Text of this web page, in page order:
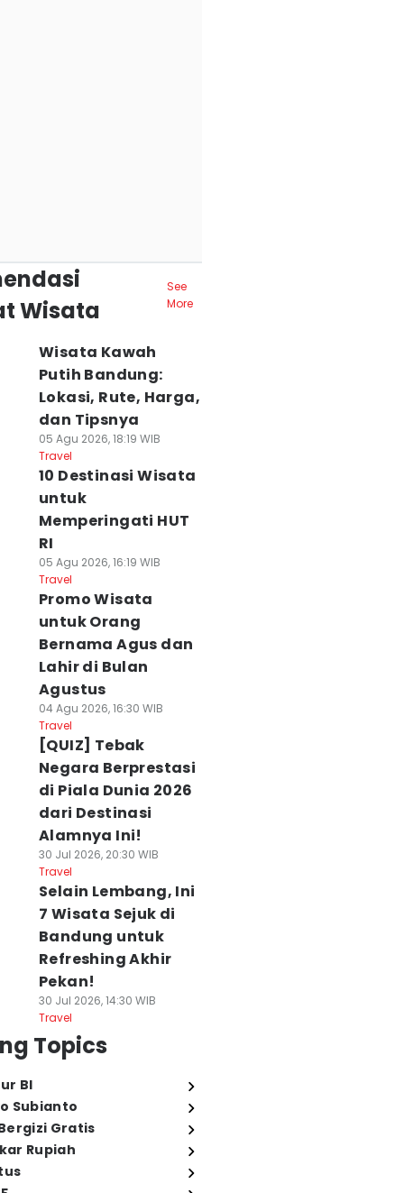
Wisata
See
More
Wisata Kawah
Putih Bandung:
Lokasi, Rute, Harga,
dan Tipsnya
05 Agu 2026, 18:19 WIB
Travel
10 Destinasi Wisata
untuk
Memperingati HUT
RI
05 Agu 2026, 16:19 WIB
Travel
Promo Wisata
untuk Orang
Bernama Agus dan
Lahir di Bulan
Agustus
04 Agu 2026, 16:30 WIB
Travel
[QUIZ] Tebak
Negara Berprestasi
di Piala Dunia 2026
dari Destinasi
Alamnya Ini!
30 Jul 2026, 20:30 WIB
Travel
Selain Lembang, Ini
7 Wisata Sejuk di
Bandung untuk
Refreshing Akhir
Pekan!
30 Jul 2026, 14:30 WIB
Travel
Topics
BI
Subianto
Gratis
Rupiah